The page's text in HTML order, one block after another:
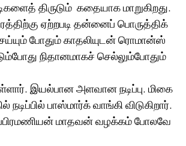
திருடும்  கதையாக மாறுகிறது.
ஏற்றபடி தன்னைப் பொருத்திக்
போதும் காதலியுடன் ரொமான்ஸ்
நிதானமாகச் செல்லும்போதும்
இயல்பான அளவான நடிப்பு. மிகை
பாஸ்மார்க் வாங்கி விடுகிறார்.
மாதவன் வழக்கம் போலவே